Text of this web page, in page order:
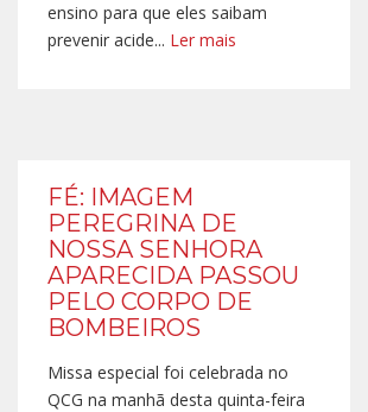
ensino para que eles saibam
prevenir acide... Ler mais
FÉ: IMAGEM
PEREGRINA DE
NOSSA SENHORA
APARECIDA PASSOU
PELO CORPO DE
BOMBEIROS
Missa especial foi celebrada no
QCG na manhã desta quinta-feira